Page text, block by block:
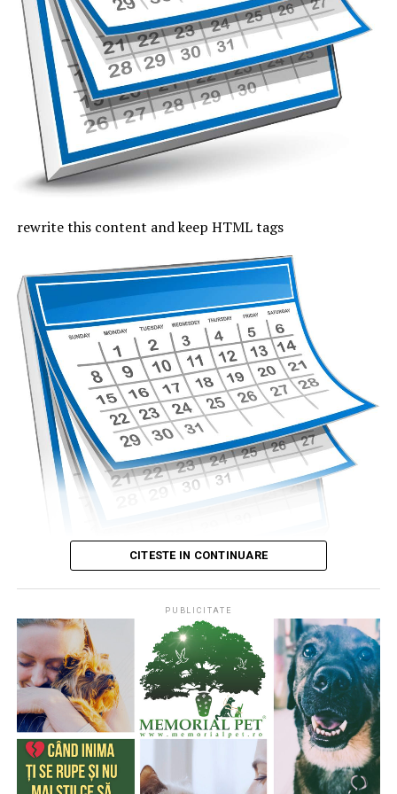
termică va urca până la 36 de grade în partea
continentală, pe litoral vor fi 31 de grade, iar noaptea va
fi tropicală. Cerul va fi mai mult senin, iar vântul va sufla
slab și moderat.
Joi, cu excepția zonei de coastă, vremea va fi caniculară,
indicele temperatură-umezeală va depăși pe arii extinse
pragul critic de 80 de unități, iar temperaturile maxime
se vor încadra între 33 și 37 de grade, mai coborâte pe
litoral, unde vor fi 30 de grade. Noaptea, valorile termice
mult moderat și după-amiază vor fi posibile averse slabe.
Vineri, valorile termice nu mai trec de pragul caniculei,
la malul mării vor fi 33 de grade și minimele nocturne se
mențin între 19 și 24 de grade. Cerul va avea înnorări
temporare după-amiaza, când local vor fi averse slabe,
însoțite de fenomene electrice și intensificări de vânt.
rewrite this content and keep HTML tags
Publicat deCodrin RAITA,
4 august 2026, 05:00
S-a întâmplat într-o zi de 4 august
* Cu 333 de ani în urmă (1693), la această dată, monahul
francez, Dom Pérignon, degusta spuma unei băuturi
produse de el din vinul foarte acid de Champagne (o
CITESTE IN CONTINUARE
PUBLICITATE